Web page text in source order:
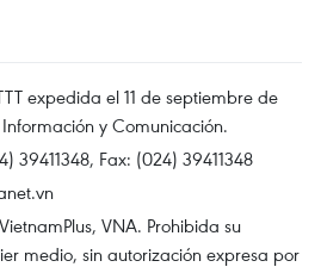
expedida el 11 de septiembre de
y Comunicación.
39411348, Fax: (024) 39411348
VNA. Prohibida su
medio, sin autorización expresa por